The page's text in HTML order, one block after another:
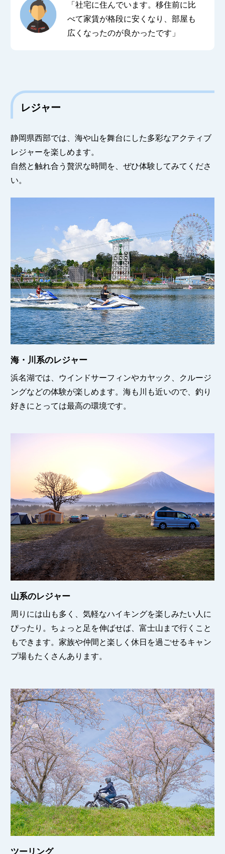
「社宅に住んでいます。移住前に比
べて家賃が格段に安くなり、部屋も
広くなったのが良かったです」
レジャー
静岡県西部では、海や山を舞台にした多彩なアクティブ
レジャーを楽しめます。
自然と触れ合う贅沢な時間を、ぜひ体験してみてくださ
い。
海・川系のレジャー
浜名湖では、ウインドサーフィンやカヤック、クルージ
ングなどの体験が楽しめます。海も川も近いので、釣り
好きにとっては最高の環境です。
山系のレジャー
周りには山も多く、気軽なハイキングを楽しみたい人に
ぴったり。ちょっと足を伸ばせば、富士山まで行くこと
もできます。家族や仲間と楽しく休日を過ごせるキャン
プ場もたくさんあります。
ツーリング